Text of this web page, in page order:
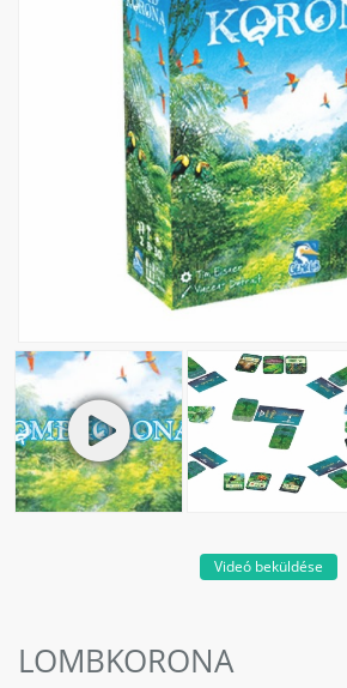
Videó beküldése
LOMBKORONA